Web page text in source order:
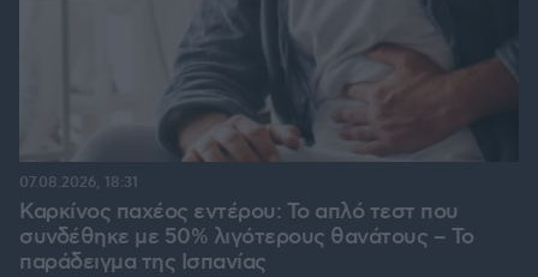
Καρκίνος παχέος εντέρου: Το απλό τεστ που
συνδέθηκε με 50% λιγότερους θανάτους – Το
παράδειγμα της Ισπανίας
07.08.2026, 18:31